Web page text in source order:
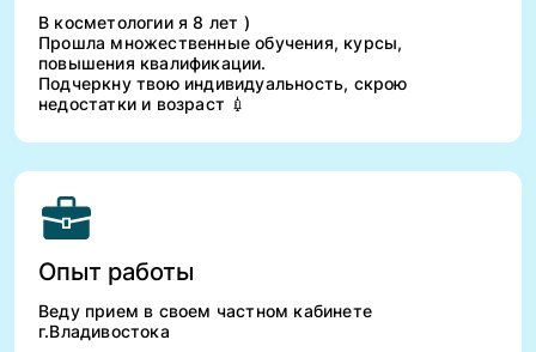
В косметологии я 8 лет )
Прошла множественные обучения, курсы,
повышения квалификации.
Подчеркну твою индивидуальность, скрою
недостатки и возраст 💉
Опыт работы
Веду прием в своем частном кабинете
г.Владивостока